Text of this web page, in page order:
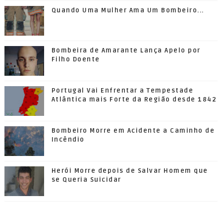
Quando Uma Mulher Ama Um Bombeiro...
Bombeira de Amarante Lança Apelo por
Filho Doente
Portugal Vai Enfrentar a Tempestade
Atlântica mais Forte da Região desde 1842
Bombeiro Morre em Acidente a Caminho de
Incêndio
Herói Morre depois de Salvar Homem que
se Queria Suicidar